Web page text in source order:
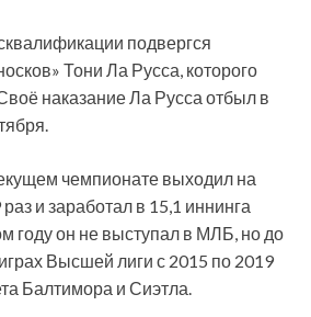
подвергся
Тони Ла Русса, которого
наказание Ла Русса отбыл в
чемпионате выходил на
и заработал в 15,1 иннинга
году он не выступал в МЛБ, но до
Высшей лиги с 2015 по 2019
Балтимора и Сиэтла.